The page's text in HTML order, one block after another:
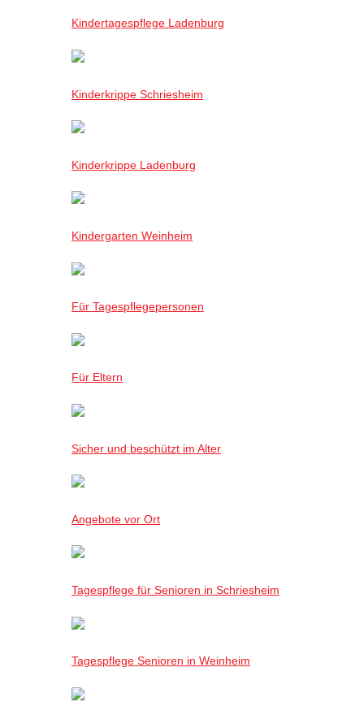
Kindertagespflege Ladenburg
Kinderkrippe Schriesheim
Kinderkrippe Ladenburg
Kindergarten Weinheim
Für Tagespflegepersonen
Für Eltern
Sicher und beschützt im Alter
Angebote vor Ort
Tagespflege für Senioren in Schriesheim
Tagespflege Senioren in Weinheim